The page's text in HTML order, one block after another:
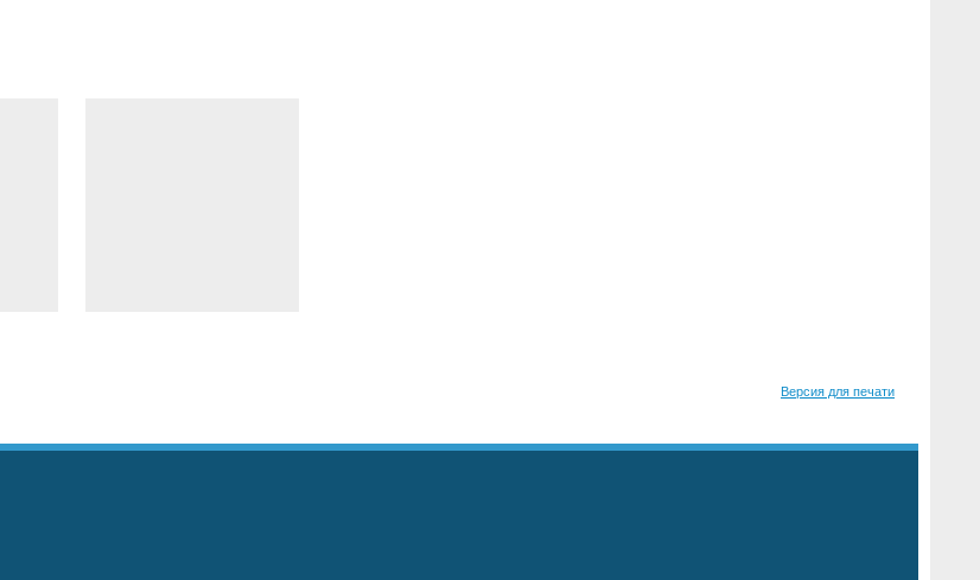
Версия для печати